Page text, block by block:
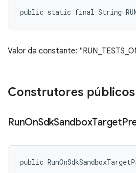
public static final String
Valor da constante:
Construtores públicos
RunOnSdkSandboxTarget
public